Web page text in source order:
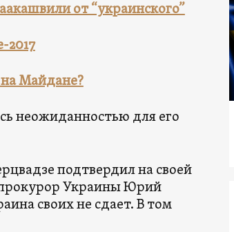
от “украинского”
Майдане?
неожиданностью для его
подтвердил на своей
Украины Юрий
своих не сдает. В том